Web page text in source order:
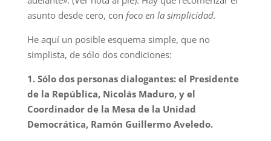
asunto desde cero, con foco en la simplicidad.
He aquí un posible esquema simple, que no
simplista, de sólo dos condiciones:
1. Sólo dos personas dialogantes: el Presidente
de la República, Nicolás Maduro, y el
Coordinador de la Mesa de la Unidad
Democrática, Ramón Guillermo Aveledo.